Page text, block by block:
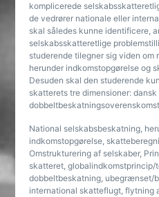
komplicerede
de vedrører nationale eller
skal således kunne identificere,
selskabsskatteretlige
studerende tilegner sig viden
herunder indkomstopgørelse og
Desuden skal den studerende
skatterets tre dimensioner:
National selskabsbeskatning,
indkomstopgørelse,
Omstrukturering af selskaber,
skatteret,
dobbeltbeskatning, ubegrænset/
international skatteflugt, flytning